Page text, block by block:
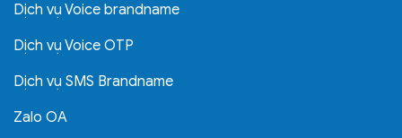
Dịch vụ Voice brandname
Dịch vụ Voice OTP
Dịch vụ SMS Brandname
Zalo OA